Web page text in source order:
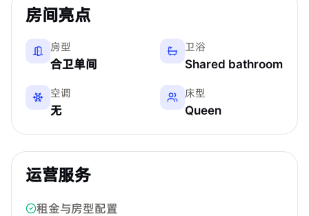
房间亮点
房型
合卫单间
卫浴
Shared bathroom
空调
无
床型
Queen
运营服务
租金与房型配置